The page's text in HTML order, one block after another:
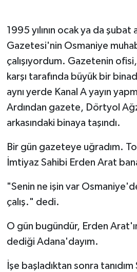
1995 yılının ocak ya da şubat
Gazetesi'nin Osmaniye
çalışıyordum. Gazetenin
karşı tarafında büyük bir
aynı yerde Kanal A yayın
Ardından gazete, Dörtyol
arkasındaki binaya taşındı.
Bir gün gazeteye uğradım.
İmtiyaz Sahibi Erden Arat
"Senin ne işin var
çalış." dedi.
O gün bugündür, Erden
dediği Adana'dayım.
İşe başladıktan sonra